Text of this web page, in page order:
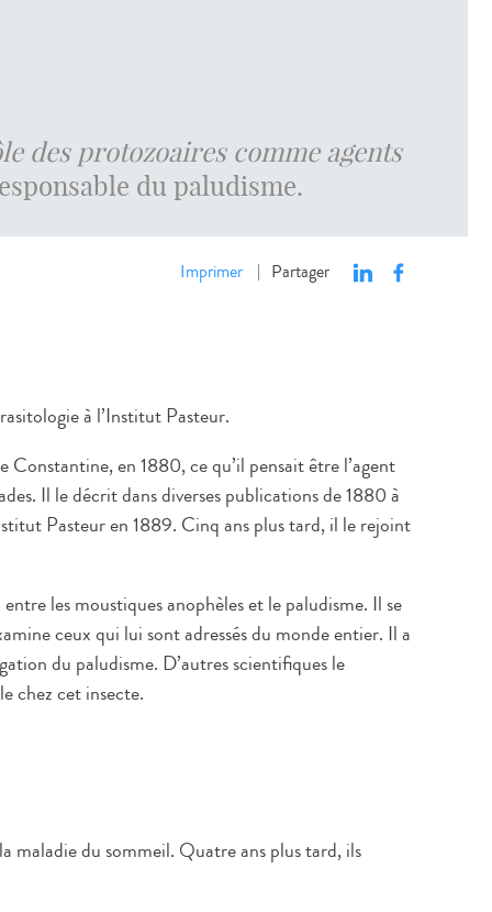
des protozoaires comme agents
du paludisme.
Imprimer | Partager
à l’Institut Pasteur.
en 1880, ce qu’il pensait être l’agent
Il le décrit dans diverses publications de 1880 à
Pasteur en 1889. Cinq ans plus tard, il le rejoint
les moustiques anophèles et le paludisme. Il se
ceux qui lui sont adressés du monde entier. Il a
du paludisme. D’autres scientifiques le
chez cet insecte.
maladie du sommeil. Quatre ans plus tard, ils